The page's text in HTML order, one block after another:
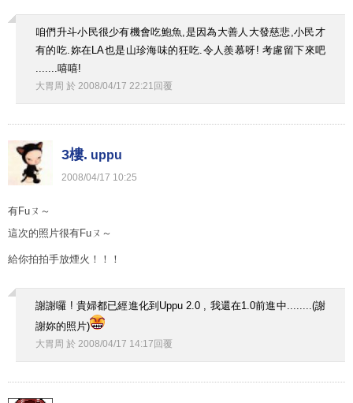
咱們升斗小民很少有機會吃鮑魚,是因為大善人大發慈悲,小民才
有的吃.妳在LA也是山珍海味的狂吃.令人羨慕呀! 考慮留下來吧
.......嘻嘻!
大胃周 於 2008/04/17 22:21 回覆
3樓. uppu
2008/04/17 10:25
有Fuㄡ～
這次的照片很有Fuㄡ～
給你拍拍手放煙火！！！
謝謝囉 ! 貴婦都已經進化到Uppu 2.0 , 我還在1.0前進中........(謝
謝妳的照片)
大胃周 於 2008/04/17 14:17回覆